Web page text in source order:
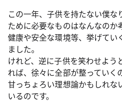
この一年、子供を持たない僕な
ために必要なものはなんなのか
健康や安全な環境等、挙げてい
ました。
けれど、逆に子供を笑わせよう
れば、徐々に全部が整っていく
甘っちょろい理想論かもしれな
いるのです。